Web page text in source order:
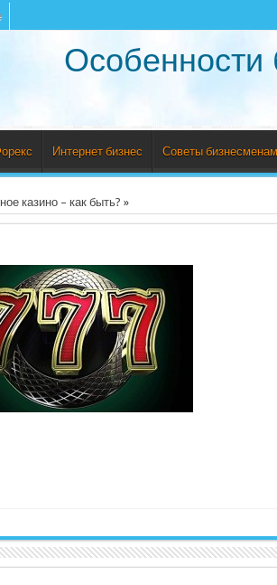
Особенности
Интернет бизнес Советы бизнесменам
казино – как быть? »